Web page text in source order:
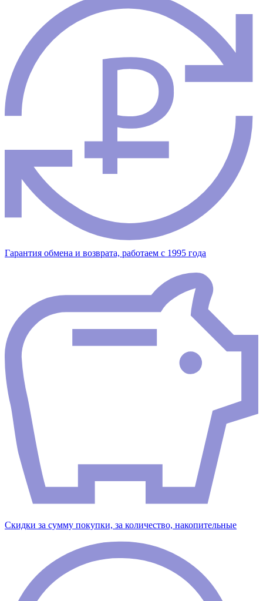
Гарантия обмена и возврата, работаем с 1995 года
Скидки за сумму покупки, за количество, накопительные